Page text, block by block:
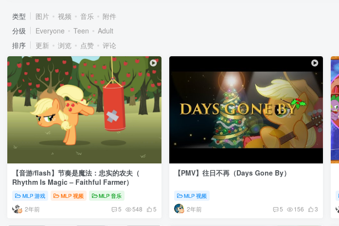
类型 图片 视频 音乐
附件
分级
Everyone Teen
Adult
排序
更新 浏览 点赞 评论
【音游/flash】节奏是魔法：忠实的农夫（
Rhythm Is Magic – Faithful Farmer）
MLP 游戏 MLP 视频 MLP 音乐
2年前 5 548 5
【PMV】往日不再（Days Gone By）
MLP 视频
2年前 5 156 3